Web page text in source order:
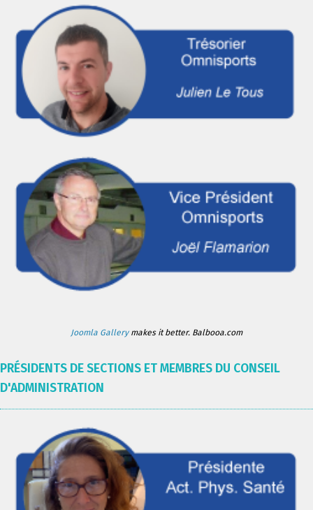
Joomla Gallerymakes it better. Balbooa.com
PRÉSIDENTS DE SECTIONS ET MEMBRES DU CONSEIL
D'ADMINISTRATION